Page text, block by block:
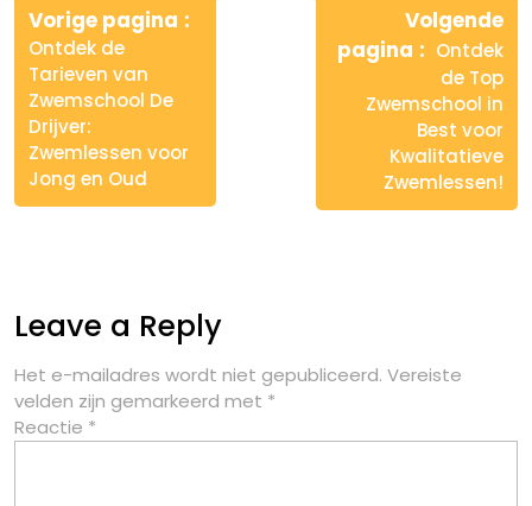
Vorige pagina
Ontdek de
Tarieven van
Zwemschool De
Drijver:
Zwemlessen voor
Jong en Oud
Volgende
pagina
Ontdek
de Top
Zwemschool in
Best voor
Kwalitatieve
Zwemlessen!
Leave a Reply
Het e-mailadres wordt niet gepubliceerd. Vereiste
velden zijn gemarkeerd met *
Reactie *